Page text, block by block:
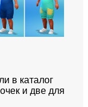
в каталог
и две для